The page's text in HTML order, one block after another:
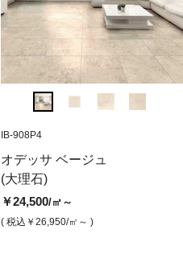
IB-908P4
オデッサ ベージュ
(大理石)
￥24,500/㎡～
( 税込￥26,950/㎡～ )
MAR-6120-S
ドラマチックホワイト ファ
トチョイス(本磨き)
￥31,500
( 税込￥34,650 /㎡ )